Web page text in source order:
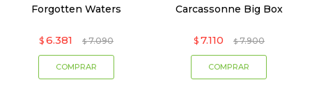
Forgotten Waters
$ 6.381 $ 7.090
Carcassonne Big Box
$ 7.110 $ 7.900